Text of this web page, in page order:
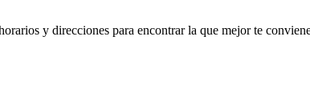
y direcciones para encontrar la que mejor te